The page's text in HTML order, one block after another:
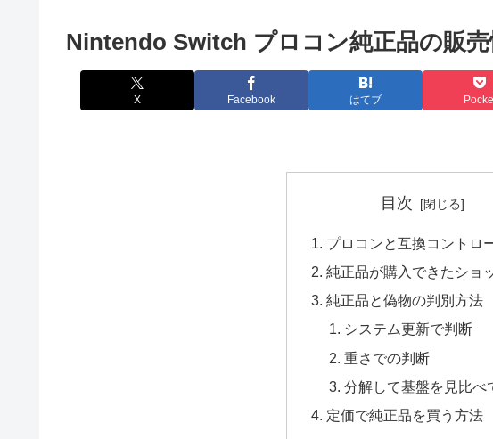
Nintendo Switch プロコン純正品の販
X Facebook はてブ
目次
プロコンと互換コントロ
純正品が購入できたショ
純正品と偽物の判別方法
システム更新で判断
重さでの判断
分解して基盤を見比べ
定価で純正品を買う方法